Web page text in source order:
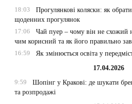
18:03
Прогулянкові коляски: як
щоденних прогулянок
17:06
Чай пуер – чому він не схожий
чим корисний та як його правильно
16:59
Як змінюється освіта у
17.04.2026
9:59
Шопінг у Кракові: де шукати
та розпродажі